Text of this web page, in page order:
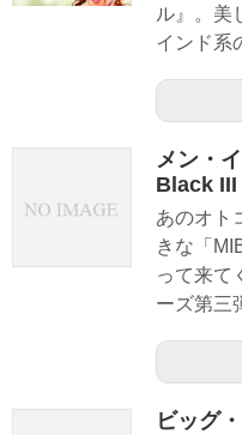
ル』。美
インド系
メン・
Black III
あのオト
きな「
って来て
ーズ第三
ビッグ